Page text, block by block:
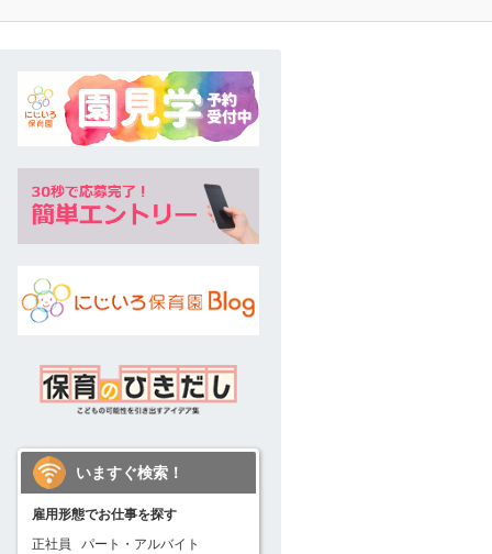
いますぐ検索！
雇用形態でお仕事を探す
正社員
パート・アルバイト